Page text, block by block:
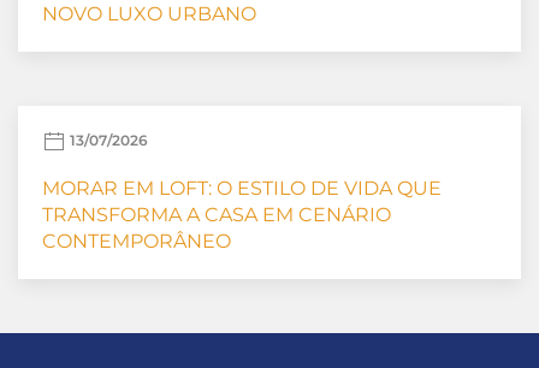
NOVO LUXO URBANO
13/07/2026
MORAR EM LOFT: O ESTILO DE VIDA QUE
TRANSFORMA A CASA EM CENÁRIO
CONTEMPORÂNEO